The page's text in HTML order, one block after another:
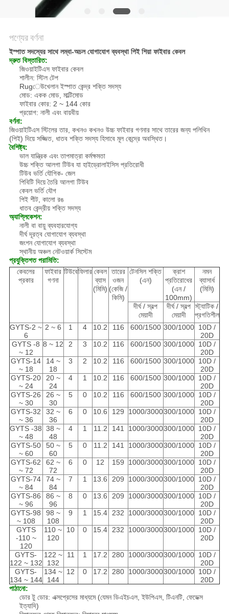
পণ্যের বর্ণনা
ইস্পাত সদস্যের সাথে লম্বা-অচল যোগাযোগ ব্যবস্থা পিই শিয়া ফাইবার কেবল
দ্রুত বিস্তারিত:
জিওয়াইটিএস ফাইবার কেবল
শালীন: স্টিল টেপ
Rugেউখেলান ইস্পাত কেন্দ্র শক্তি সদস্য
মোড: একক মোড, মাল্টিমোড
ফাইবার কোর: 2 ~ 144 কোর
প্রয়োগ: নালী এবং বায়বীয়
বর্ণনা:
জিওয়াইটিএস স্টিলের তার, কখনও কখনও উচ্চ ফাইবার গণনার সাথে তারের জন্য পলিথিন
(পিই) দিয়ে সজ্জিত, ধাতব শক্তি সদস্য হিসাবে মূল কেন্দ্রে অবস্থিত।
বৈশিষ্ট্য:
ভাল যান্ত্রিক এবং তাপমাত্রা কর্মক্ষমতা
উচ্চ শক্তি আলগা টিউব যা হাইড্রোলাইসিস প্রতিরোধী
টিউব ভর্তি যৌগিক- জেল
পিবিটি দিয়ে তৈরি আলগা টিউব
কেবল ভর্তি যৌগ
পিই শীট, কালো রঙ
ধাতব কেন্দ্রীয় শক্তি সদস্য
অ্যাপ্লিকেশন:
নালী বা বায়ু ব্যবহারযোগ্য
দীর্ঘ দূরত্ব যোগাযোগ ব্যবস্থা
জংশন যোগাযোগ ব্যবস্থা
স্থানীয় অঞ্চল নেটওয়ার্ক সিস্টেম
প্রযুক্তিগত পরামিতি:
কেবলের
প্রকার
ফাইবার
গণনা
টিউবেফিলার কেবল
ব্যাস
(মিমি)
তারের
ওজন
(কেজি /
কিমি)
টেনসিল শক্তি
(এন)
ক্রাশ
প্রতিরোধের
(এন /
100mm)
নমন
ব্যাসার্ধ
(মিমি)
দীর্ঘ / স্বল্প
মেয়াদী
দীর্ঘ / স্বল্প
মেয়াদী
স্ট্যাটিক /
প্রগতিশীল
GYTS-2 ~
6
2 ~ 6 1 4 10.2 116 600/1500 300/1000 10D /
20D
GYTS -8
~ 12
8 ~ 12 2 3 10.2 116 600/1500 300/1000 10D /
20D
GYTS-14
~ 18
14 ~
18
3 2 10.2 116 600/1500 300/1000 10D /
20D
GYTS-20
~ 24
20 ~
24
4 1 10.2 116 600/1500 300/1000 10D /
20D
GYTS-26
~ 30
26 ~
30
5 0 10.2 116 600/1500 300/1000 10D /
20D
GYTS-32
~ 36
32 ~
36
6 0 10.6 129 1000/3000300/1000 10D /
20D
GYTS -38
~ 48
38 ~
48
4 1 11.2 141 1000/3000300/1000 10D /
20D
GYTS-50
~ 60
50 ~
60
5 0 11.2 141 1000/3000300/1000 10D /
20D
GYTS-62
~ 72
62 ~
72
6 0 12 159 1000/3000300/1000 10D /
20D
GYTS-74
~ 84
74 ~
84
7 1 13.6 209 1000/3000300/1000 10D /
20D
GYTS-86
~ 96
86 ~
96
8 0 13.6 209 1000/3000300/1000 10D /
20D
GYTS-98
~ 108
98 ~
108
9 1 15.4 232 1000/3000300/1000 10D /
20D
GYTS
-110 ~
120
110 ~
120
10 0 15.4 232 1000/3000300/1000 10D /
20D
GYTS-
122 ~ 132
122 ~
132
11 1 17.2 280 1000/3000300/1000 10D /
20D
GYTS-
134 ~ 144
134 ~
144
12 0 17.2 280 1000/3000300/1000 10D /
20D
পাঠানো:
ডোর টু ডোর: এক্সপ্রেসের মাধ্যমে (যেমন ডিএইচএল, ইউপিএস, টিএনটি, ফেডেক্স
ইত্যাদি)